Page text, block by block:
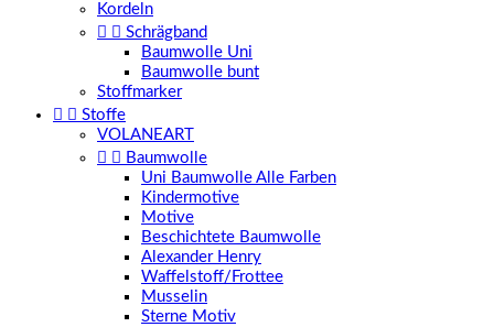
Kordeln
  Schrägband
Baumwolle Uni
Baumwolle bunt
Stoffmarker
  Stoffe
VOLANEART
  Baumwolle
Uni Baumwolle Alle Farben
Kindermotive
Motive
Beschichtete Baumwolle
Alexander Henry
Waffelstoff/Frottee
Musselin
Sterne Motiv